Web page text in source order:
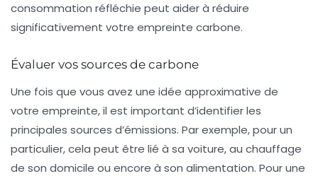
consommation réfléchie peut aider à réduire
significativement votre empreinte carbone.
Évaluer vos sources de carbone
Une fois que vous avez une idée approximative de
votre empreinte, il est important d’identifier les
principales sources d’émissions. Par exemple, pour un
particulier, cela peut être lié à sa voiture, au chauffage
de son domicile ou encore à son alimentation. Pour une